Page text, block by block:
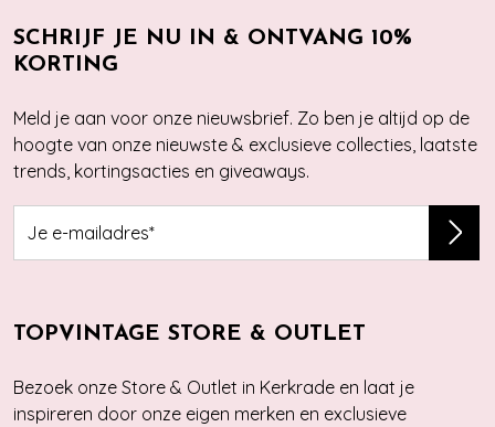
SCHRIJF JE NU IN & ONTVANG 10%
KORTING
Meld je aan voor onze nieuwsbrief. Zo ben je altijd op de
hoogte van onze nieuwste & exclusieve collecties, laatste
trends, kortingsacties en giveaways.
TOPVINTAGE STORE & OUTLET
Bezoek onze Store & Outlet in Kerkrade en laat je
inspireren door onze eigen merken en exclusieve